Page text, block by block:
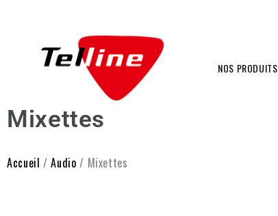
NOS PRODUITS
Mixettes
Accueil /Audio / Mixettes